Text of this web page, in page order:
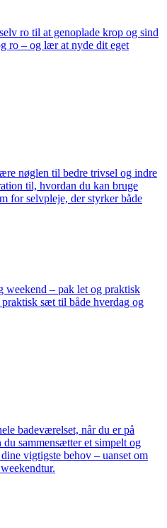
ro til at genoplade krop og sind
ro – og lær at nyde dit eget
nøglen til bedre trivsel og indre
til, hvordan du kan bruge
for selvpleje, der styrker både
weekend – pak let og praktisk
sæt til både hverdag og
badeværelset, når du er på
sammensætter et simpelt og
vigtigste behov – uanset om